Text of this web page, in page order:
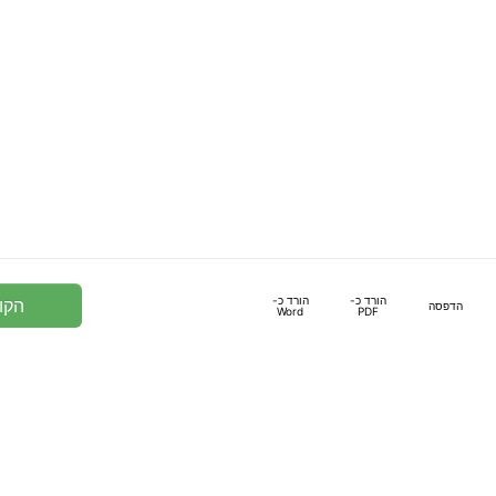
הדפסה
הורד כ-
PDF
הורד כ-
Word